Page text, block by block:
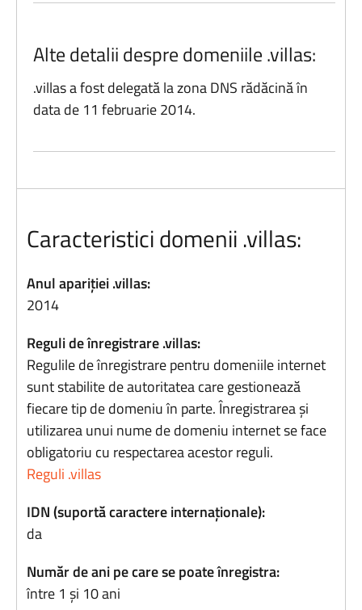
Alte detalii despre domeniile .villas:
.villas a fost delegată la zona DNS rădăcină în
data de 11 februarie 2014.
Caracteristici domenii .villas:
Anul apariției .villas:
2014
Reguli de înregistrare .villas:
Regulile de înregistrare pentru domeniile internet
sunt stabilite de autoritatea care gestionează
fiecare tip de domeniu în parte. Înregistrarea și
utilizarea unui nume de domeniu internet se face
obligatoriu cu respectarea acestor reguli.
Reguli .villas
IDN (suportă caractere internaționale):
da
Număr de ani pe care se poate înregistra:
între 1 și 10 ani